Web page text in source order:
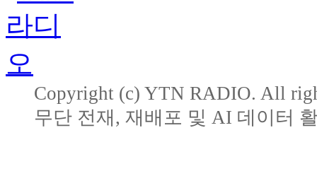
Copyright (c) YTN RADIO. All
무단 전재, 재배포 및 AI 데이터